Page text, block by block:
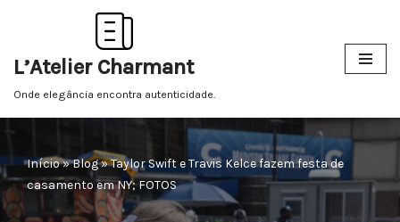
para
o
L’Atelier Charmant
Onde elegância encontra autenticidade.
Início»Blog»Taylor Swift e Travis Kelce fazem festa de
casamento em NY; FOTOS